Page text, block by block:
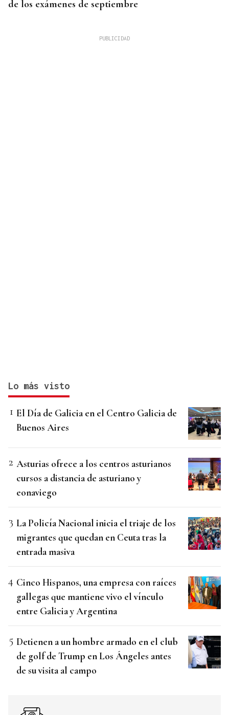
de los exámenes de septiembre
Lo más visto
El Día de Galicia en el Centro Galicia de
Buenos Aires
Asturias ofrece a los centros asturianos
cursos a distancia de asturiano y
eonaviego
La Policía Nacional inicia el triaje de los
migrantes que quedan en Ceuta tras la
entrada masiva
Cinco Hispanos, una empresa con raíces
gallegas que mantiene vivo el vínculo
entre Galicia y Argentina
Detienen a un hombre armado en el club
de golf de Trump en Los Ángeles antes
de su visita al campo